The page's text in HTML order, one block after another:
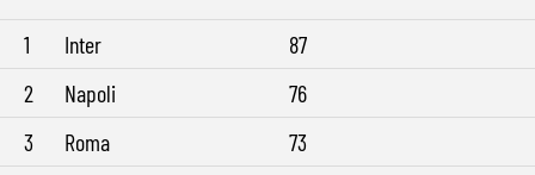
1 Inter
87
2
Napoli
76
3
Roma
73